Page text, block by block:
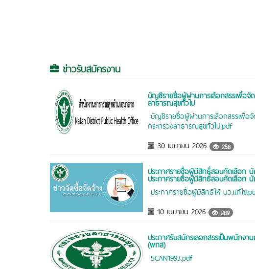
ข่าวรับสมัครงาน
บัญชีรายชื่อผู้ผ่านการเลือกสรรเพื่อจั
สาธารณสุขทั่วไป
บัญชีรายชื่อผู้ผ่านการเลือกสรรเพื่อ
กระทรวงสาธารณสุขทั่วไป.pdf
30 เมษายน 2026
258
ประกาศรายชื่อผู้มีสิทธิ์สอบคัดเลือก
ประกาศรายชื่อผู้มีสิทธิ์สอบคัดเลือก
ประกาศรายชื่อผู้มีสิทธิให้ นว.แก้ไข
10 เมษายน 2026
289
ประกาศรับสมัครเลอกสรรเป็นพนักงา
(พกส)
SCAN1993.pdf